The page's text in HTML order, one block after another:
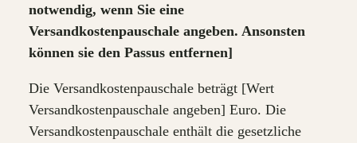
notwendig, wenn Sie eine
Versandkostenpauschale angeben. Ansonsten
können sie den Passus entfernen]
Die Versandkostenpauschale beträgt [Wert
Versandkostenpauschale angeben] Euro. Die
Versandkostenpauschale enthält die gesetzliche